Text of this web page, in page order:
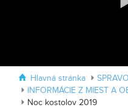
Hlavná stránka
INFORMÁCIE Z MIEST A
Noc kostolov 2019